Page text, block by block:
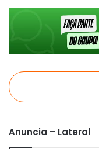
Anuncia – Lateral